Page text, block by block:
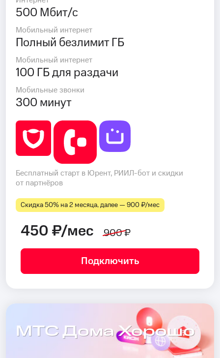
500 Мбит/с
Мобильный интернет
Полный безлимит ГБ
Мобильный интернет
100 ГБ для раздачи
Мобильные звонки
300 минут
Бесплатный старт в Юрент, РИИЛ-бот и скидки
от партнёров
Скидка 50% на 2 месяца, далее — 900 ₽⁠/⁠мес
450 ₽/мес 900 ₽
Подключить
МТС Дома Хорошо